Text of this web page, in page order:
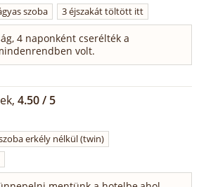
szoba 3 éjszakát töltött itt
4 naponként cserélték a
volt.
4.50 / 5
erkély nélkül (twin)